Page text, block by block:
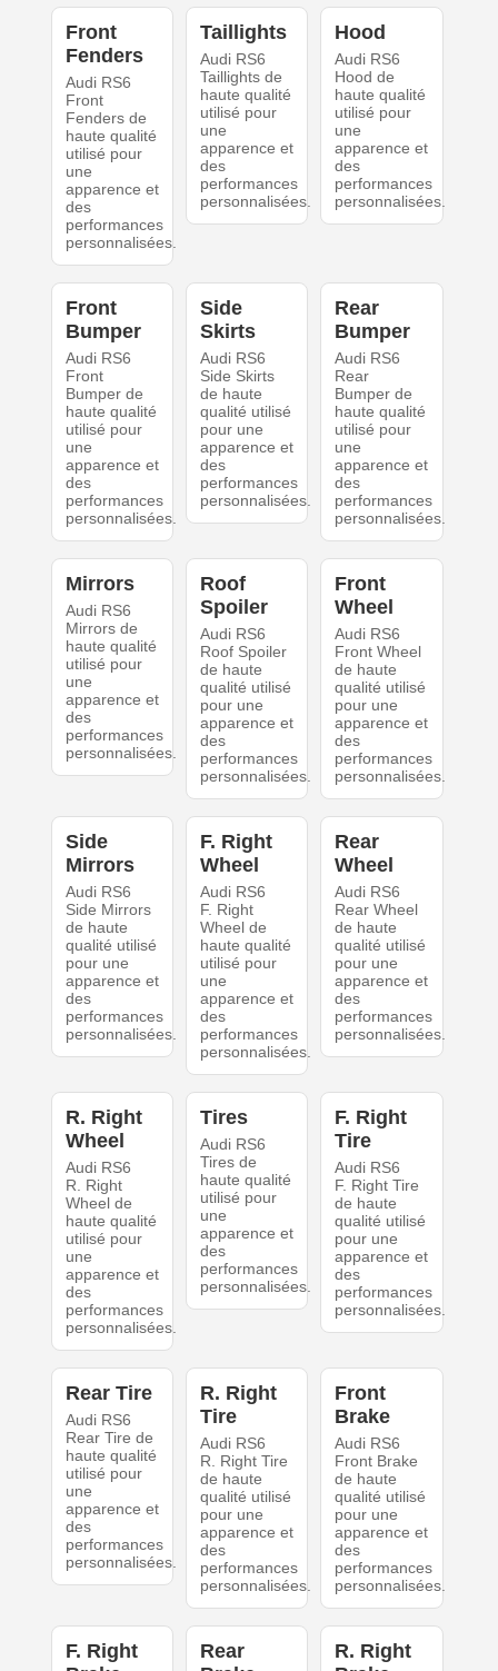
Front
Fenders
Audi RS6
Front
Fenders de
haute qualité
utilisé pour
une
apparence et
des
performances
personnalisées.
Taillights
Audi RS6
Taillights de
haute qualité
utilisé pour
une
apparence et
des
performances
personnalisées.
Hood
Audi RS6
Hood de
haute qualité
utilisé pour
une
apparence et
des
performances
personnalisées.
Front
Bumper
Audi RS6
Front
Bumper de
haute qualité
utilisé pour
une
apparence et
des
performances
personnalisées.
Side
Skirts
Audi RS6
Side Skirts
de haute
qualité utilisé
pour une
apparence et
des
performances
personnalisées.
Rear
Bumper
Audi RS6
Rear
Bumper de
haute qualité
utilisé pour
une
apparence et
des
performances
personnalisées.
Mirrors
Audi RS6
Mirrors de
haute qualité
utilisé pour
une
apparence et
des
performances
personnalisées.
Roof
Spoiler
Audi RS6
Roof Spoiler
de haute
qualité utilisé
pour une
apparence et
des
performances
personnalisées.
Front
Wheel
Audi RS6
Front Wheel
de haute
qualité utilisé
pour une
apparence et
des
performances
personnalisées.
Side
Mirrors
Audi RS6
Side Mirrors
de haute
qualité utilisé
pour une
apparence et
des
performances
personnalisées.
F. Right
Wheel
Audi RS6
F. Right
Wheel de
haute qualité
utilisé pour
une
apparence et
des
performances
personnalisées.
Rear
Wheel
Audi RS6
Rear Wheel
de haute
qualité utilisé
pour une
apparence et
des
performances
personnalisées.
R. Right
Wheel
Audi RS6
R. Right
Wheel de
haute qualité
utilisé pour
une
apparence et
des
performances
personnalisées.
Tires
Audi RS6
Tires de
haute qualité
utilisé pour
une
apparence et
des
performances
personnalisées.
F. Right
Tire
Audi RS6
F. Right Tire
de haute
qualité utilisé
pour une
apparence et
des
performances
personnalisées.
Rear Tire
Audi RS6
Rear Tire de
haute qualité
utilisé pour
une
apparence et
des
performances
personnalisées.
R. Right
Tire
Audi RS6
R. Right Tire
de haute
qualité utilisé
pour une
apparence et
des
performances
personnalisées.
Front
Brake
Audi RS6
Front Brake
de haute
qualité utilisé
pour une
apparence et
des
performances
personnalisées.
F. Right
Rear
R. Right